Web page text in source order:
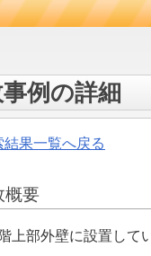
例の詳細
果一覧へ戻る
概要
上部外壁に設置して